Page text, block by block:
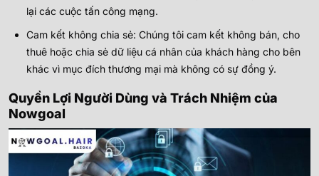
lại các cuộc tấn công mạng.
Cam kết không chia sẻ: Chúng tôi cam kết không bán, cho
thuê hoặc chia sẻ dữ liệu cá nhân của khách hàng cho bên
khác vì mục đích thương mại mà không có sự đồng ý.
Quyền Lợi Người Dùng và Trách Nhiệm của
Nowgoal